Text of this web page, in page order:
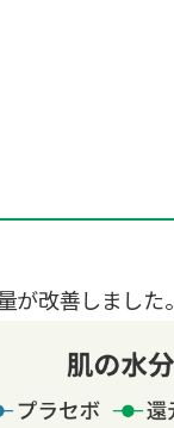
改善しました。